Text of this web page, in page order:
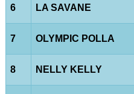
6 LA SAVANE
7 OLYMPIC POLLA
8 NELLY KELLY